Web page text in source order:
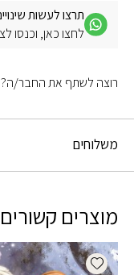
תרצו לעשות
לחצו כאן, וכנסו
משלוחים
רוצה לשתף את החבר/ה?
מוצרים קשורים
Add wishlist